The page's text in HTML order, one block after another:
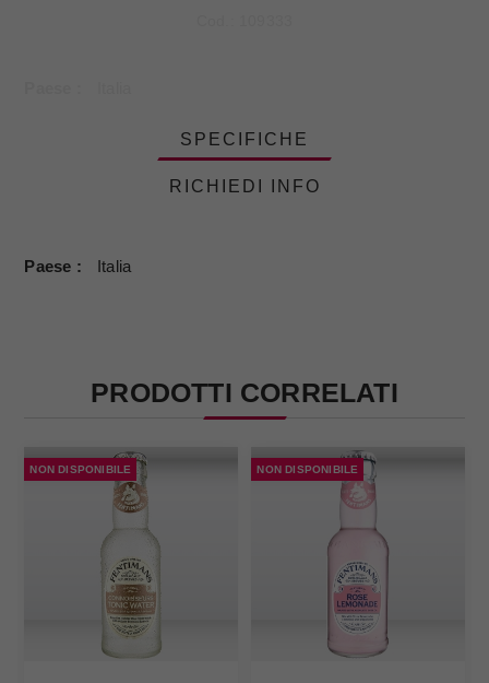
SPECIFICHE
RICHIEDI INFO
Paese Italia
PRODOTTI CORRELATI
NON DISPONIBILE NON DISPONIBILE